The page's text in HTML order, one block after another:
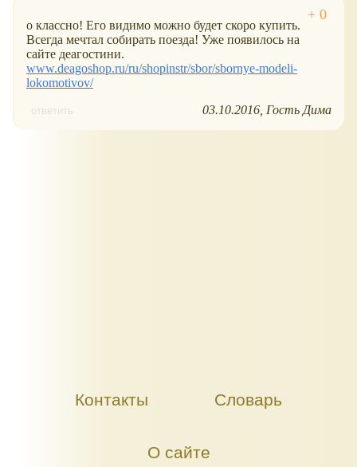
о классно! Его видимо можно будет скоро купить.
Всегда мечтал собирать поезда! Уже появилось на
сайте деагостини.
www.deagoshop.ru/ru/shopinstr/sbor/sbornye-modeli-
lokomotivov/
ответить 03.10.2016 Гость Дима
Контакты Словарь
О сайте